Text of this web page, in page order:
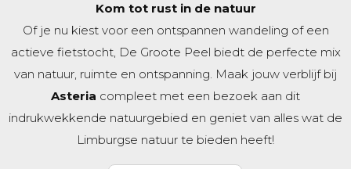
Kom tot rust in de natuur
Of je nu kiest voor een ontspannen wandeling of een
actieve fietstocht, De Groote Peel biedt de perfecte mix
van natuur, ruimte en ontspanning. Maak jouw verblijf bij
Asteria compleet met een bezoek aan dit
indrukwekkende natuurgebied en geniet van alles wat de
Limburgse natuur te bieden heeft!